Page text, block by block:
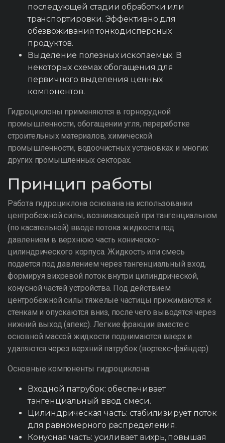
последующей стадии обработки или
транспортировки. Эффективно для
обезвоживания тонкодисперсных
продуктов.
Выделение полезных ископаемых. В
некоторых схемах обогащения для
первичного выделения ценных
компонентов.
Гидроциклоны применяются в горнорудной
промышленности, обогащении угля, переработке
строительных материалов, химической
промышленности, водоочистных установках и многих
других промышленных секторах.
Принцип работы
Работа гидроциклона основана на использовании
центробежной силы, возникающей при тангенциальном
(по касательной) вводе потока жидкости под
давлением в верхнюю часть коническо-
цилиндрического корпуса. Жидкость или смесь
подается под давлением через тангенциальный вход,
формируя вихревой поток внутри цилиндрической,
конусной частей устройства. Под действием
центробежной силы тяжелые частицы прижимаются к
стенкам и опускаются вниз, после чего выводятся через
нижний выход (апекс). Легкие фракции вместе с
основной массой жидкости поднимаются вверх и
удаляются через верхний патрубок (вортекс-файндер).
Основные компоненты гидроциклона:
Входной патрубок: обеспечивает
тангенциальный ввод смеси.
Цилиндрическая часть: стабилизирует поток
для равномерного распределения.
Конусная часть: усиливает вихрь, повышая